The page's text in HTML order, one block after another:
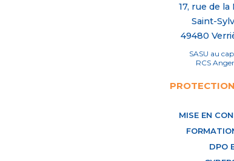
17, rue de
Saint-
49480
SASU au
RCS
MISE EN
DPO